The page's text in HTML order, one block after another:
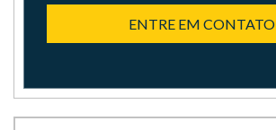
ENTRE EM CONTATO